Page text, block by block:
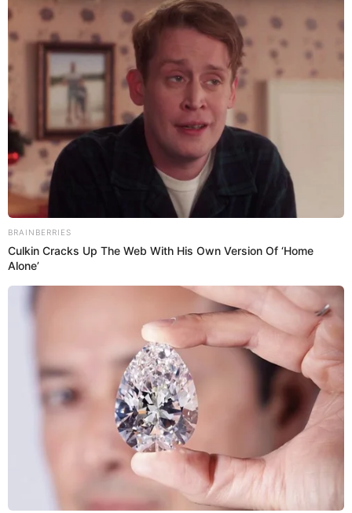
20 Ene 2026 | 7:14 h
Tottus se vuelve loco y remata celulares de
marca desde los S/249 a nivel nacional: revisa
cómo y hasta cuándo acceder a esta promoción
Tottus lanza ofertas de locura de celulares de marcar desde los
S/249. Conoce aquí los detalles de esta promo que no podrás dejar